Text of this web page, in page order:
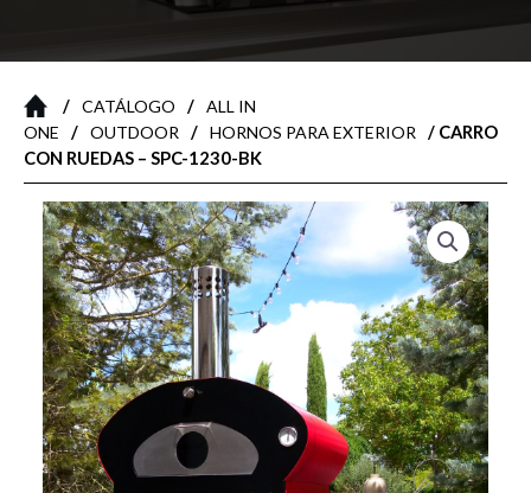
/ CATÁLOGO / ALL IN
ONE
/ OUTDOOR / HORNOS PARA EXTERIOR
/ CARRO
CON RUEDAS – SPC-1230-BK